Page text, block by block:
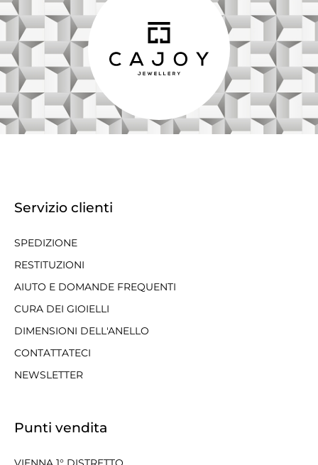
Servizio clienti
SPEDIZIONE
RESTITUZIONI
AIUTO E DOMANDE FREQUENTI
CURA DEI GIOIELLI
DIMENSIONI DELL'ANELLO
CONTATTATECI
NEWSLETTER
Punti vendita